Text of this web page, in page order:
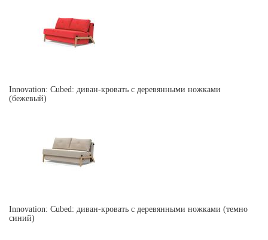
Innovation: Cubed: диван-кровать с деревянными ножками
(бежевый)
Innovation: Cubed: диван-кровать с деревянными ножками (темно
синий)